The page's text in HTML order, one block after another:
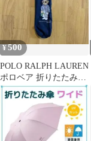
¥500
POLO RALPH LAUREN
ポロベア 折りたたみ傘
晴雨兼用